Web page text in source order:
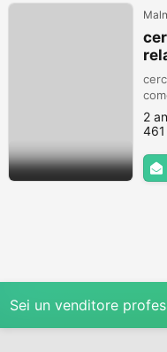
2
Sei un venditore